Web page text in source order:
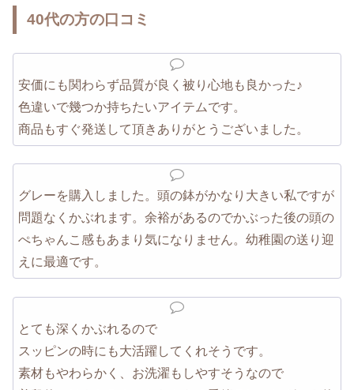
40代の方の口コミ
安価にも関わらず品質が良く被り心地も良かった♪
色違いで幾つか持ちたいアイテムです。
商品もすぐ発送して頂きありがとうございました。
グレーを購入しました。頭の鉢がかなり大きい私ですが
問題なくかぶれます。余裕があるのでかぶった後の頭の
ぺちゃんこ感もあまり気になりません。幼稚園の送り迎
えに最適です。
とても深くかぶれるので
スッピンの時にも大活躍してくれそうです。
素材もやわらかく、お洗濯もしやすそうなので